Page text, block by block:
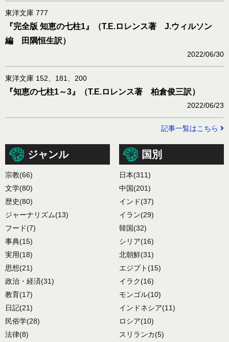
東洋文庫 777
『完全版 知恵の七柱1』（T.E.ロレンス著 J.ウィルソン
編 田隅恒生訳）
2022/06/30
東洋文庫 152、181、200
『知恵の七柱1～3』（T.E.ロレンス著 柏倉俊三訳）
2022/06/23
記事一覧はこちら
ジャンル
宗教(66)
文学(80)
歴史(80)
ジャーナリズム(13)
フード(7)
事典(15)
実用(18)
思想(21)
政治・経済(31)
教育(17)
日記(21)
民俗学(28)
法律(8)
国別
日本(311)
中国(201)
インド(37)
イラン(29)
韓国(32)
シリア(16)
北朝鮮(31)
エジプト(15)
イラク(16)
モンゴル(10)
インドネシア(11)
ロシア(10)
スリランカ(5)